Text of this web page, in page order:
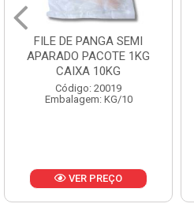
POLACA DESFIADA
PESCAMARES PCT5KG
CX10KG
Código: 20161
Embalagem: KG/10
VER PREÇO